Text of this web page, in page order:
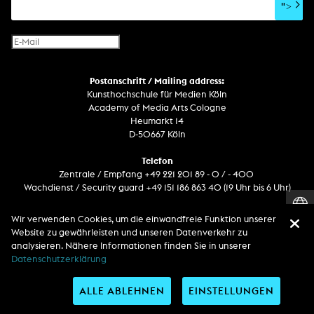
Virtual Reality
Internet-Fernsehen
Computergrafik
Computerinstallation
Text
">
Postanschrift / Mailing address:
Kunsthochschule für Medien Köln
Academy of Media Arts Cologne
Heumarkt 14
D-50667 Köln
Telefon
Zentrale / Empfang +49 221 201 89 - 0 / - 400
Wachdienst / Security guard +49 151 186 863 40 (19 Uhr bis 6 Uhr)
Entdecken Sie uns auf
Wir verwenden Cookies, um die einwandfreie Funktion unserer
Website zu gewährleisten und unseren Datenverkehr zu
analysieren. Nähere Informationen finden Sie in unserer
Datenschutzerklärung
EINSTELLUNGEN
ALLE ABLEHNEN